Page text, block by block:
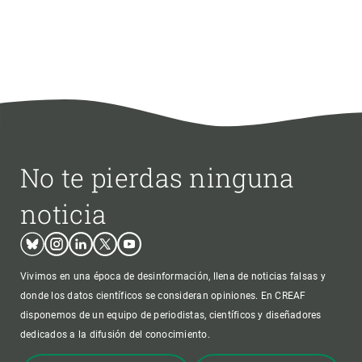
No te pierdas ninguna
noticia
BlueskyInstagram
LinkedinTwitterYoutube
Vivimos en una época de desinformación, llena de noticias falsas y
donde los datos científicos se consideran opiniones. En CREAF
disponemos de un equipo de periodistas, científicos y diseñadores
dedicados a la difusión del conocimiento.